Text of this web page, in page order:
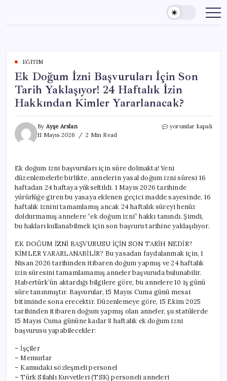
content
EĞITIM
Ek Doğum İzni Başvuruları İçin Son
Tarih Yaklaşıyor! 24 Haftalık İzin
Hakkından Kimler Yararlanacak?
By Ayşe Arslan
11 Mayıs 2026
2 Min Read
Ek
Son
Tarih
Yaklaşıyor!
24
Haftalık
İzin
Hakkından
Kimler
için
yorumlar kapalı
Ek doğum izni başvuruları için süre dolmakta! Yeni
düzenlemelerle birlikte, annelerin yasal doğum izni süresi 16
haftadan 24 haftaya yükseltildi. 1 Mayıs 2026 tarihinde
yürürlüğe giren bu yasaya eklenen geçici madde sayesinde, 16
haftalık iznini tamamlamış ancak 24 haftalık süreyi henüz
doldurmamış annelere “ek doğum izni” hakkı tanındı. Şimdi,
bu hakları kullanabilmek için son başvuru tarihine yaklaşılıyor.
EK DOĞUM İZNİ BAŞVURUSU İÇİN SON TARİH NEDİR?
KİMLER YARARLANABİLİR? Bu yasadan faydalanmak için, 1
Nisan 2026 tarihinden itibaren doğum yapmış ve 24 haftalık
izin süresini tamamlamamış anneler başvuruda bulunabilir.
Habertürk’ün aktardığı bilgilere göre, bu annelere 10 iş günü
süre tanınmıştır. Başvurular, 15 Mayıs Cuma günü mesai
bitiminde sona erecektir. Düzenlemeye göre, 15 Ekim 2025
tarihinden itibaren doğum yapmış olan anneler, şu statülerde
15 Mayıs Cuma gününe kadar 8 haftalık ek doğum izni
başvurusu yapabilecekler:
– İşçiler
– Memurlar
– Kamudaki sözleşmeli personel
– Türk Silahlı Kuvvetleri (TSK) personeli anneleri